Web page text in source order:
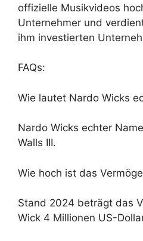
offizielle Musikvideos
Unternehmer und
ihm investierten
FAQs:
Wie lautet Nardo Wicks
Nardo Wicks echter
Walls III.
Wie hoch ist das
Stand 2024 beträgt das
Wick 4 Millionen US-